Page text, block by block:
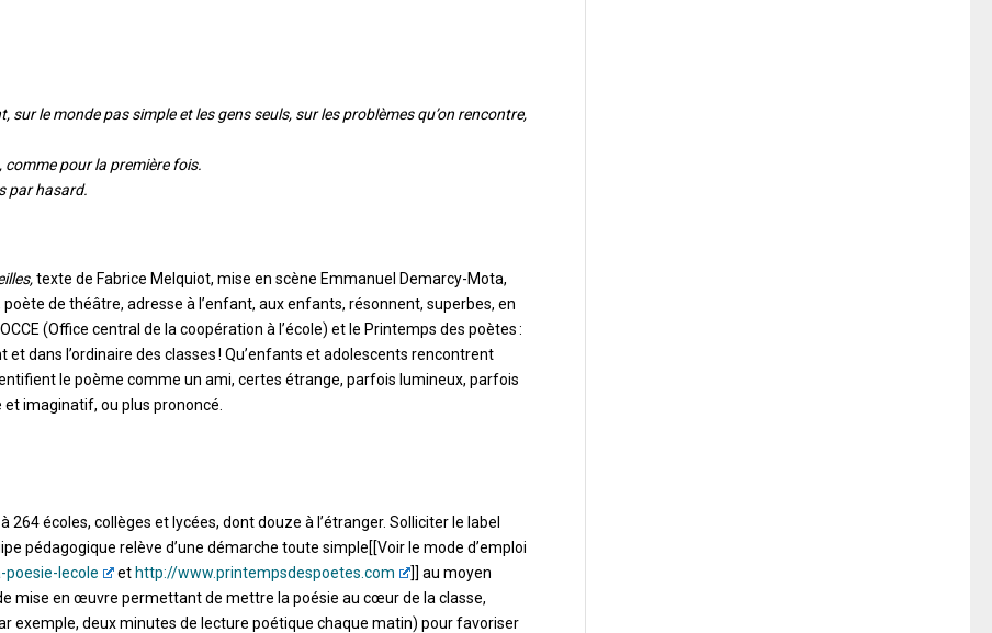
le monde pas simple et les gens seuls, sur les problèmes qu’on rencontre,
pour la première fois.
par hasard.
texte de Fabrice Melquiot, mise en scène Emmanuel Demarcy-Mota,
de théâtre, adresse à l’enfant, aux enfants, résonnent, superbes, en
(Office central de la coopération à l’école) et le Printemps des poètes :
dans l’ordinaire des classes ! Qu’enfants et adolescents rencontrent
le poème comme un ami, certes étrange, parfois lumineux, parfois
imaginatif, ou plus prononcé.
264 écoles, collèges et lycées, dont douze à l’étranger. Solliciter le label
pédagogique relève d’une démarche toute simple[[Voir le mode d’emploi
lecole et http://www.printempsdespoetes.com
]] au moyen
mise en œuvre permettant de mettre la poésie au cœur de la classe,
exemple, deux minutes de lecture poétique chaque matin) pour favoriser